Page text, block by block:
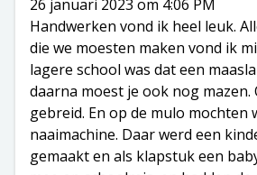
26 januari 2023 om 4:06 PM
Handwerken vond ik heel leuk.
die we moesten maken vond ik
lagere school was dat een
daarna moest je ook nog
gebreid. En op de mulo mochten
naaimachine. Daar werd een
gemaakt en als klapstuk een